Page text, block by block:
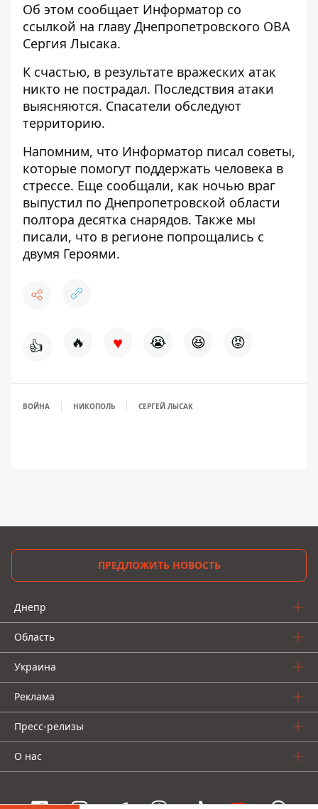
Об этом сообщает Информатор со
ссылкой на главу Днепропетровского ОВА
Сергия Лысака.
К счастью, в результате вражеских атак
никто не пострадал. Последствия атаки
выясняются. Спасатели обследуют
территорию.
Напомним, что Информатор писал советы,
которые помогут поддержать человека в
стрессе. Еще сообщали, как ночью враг
выпустил по Днепропетровской области
полтора десятка снарядов. Также мы
писали, что в регионе попрощались с
двумя Героями.
👍 🔥 ♥ 😭 😆 😡
ВОЙНА НИКОПОЛЬ СЕРГЕЙ ЛЫСАК
ПРЕДЛОЖИТЬ НОВОСТЬ
Днепр
Область
Украина
Реклама
Пресс-релизы
О нас